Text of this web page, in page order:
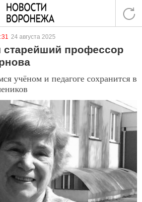
24 августа 2025
старейший профессор
учёном и педагоге сохранится в